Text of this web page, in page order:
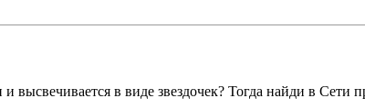
высвечивается в виде звездочек? Тогда найди в Сети